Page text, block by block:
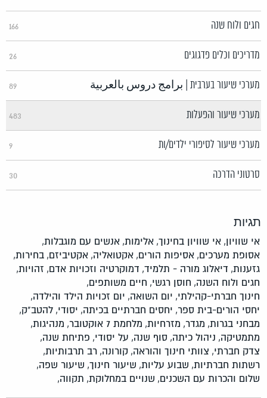
חגים ולוח שנה 166
מדריכים וכלים פדגוגים 26
מערכי שיעור בערבית | برامج دروس بالعربية 89
מערכי שיעור והפעלות 483
מערכי שיעור לסיפורי ילדים/ות 9
סרטוני הדרכה 30
תגיות
אי שוויון, אי שוויון בחינוך, אלימות, אנשים עם מוגבלות,
אסופת מערכים, אסיפות הורים, אקטואליה, אקטיביזם, בחירות,
גזענות, דיאלוג מורה - תלמיד, דמוקרטיה וזכויות אדם, זהויות,
חגים ולוח השנה, חוסן רגשי, חיים משותפים,
חינוך חברתי-קהילתי, יום השואה, יום זכויות הילד והילדה,
יחסי הורים-בית ספר, יחסים חברתיים בכיתה, יסודי, להטב"ק,
מבחני בגרות, מגדר, מזרחיות, מלחמת 7 אוקטובר,
מנהיגות,
מתמטיקה, ניהול כיתה, סוף שנה, על יסודי, פתיחת שנה,
צדק חברתי, צוותי חינוך והוראה, קורונה, רב תרבותיות,
רשתות חברתיות, שבוע עליות, שיעור חינוך, שיעור שפה,
שלום והכרות עם השכנים, שנויים במחלוקת, תקווה,